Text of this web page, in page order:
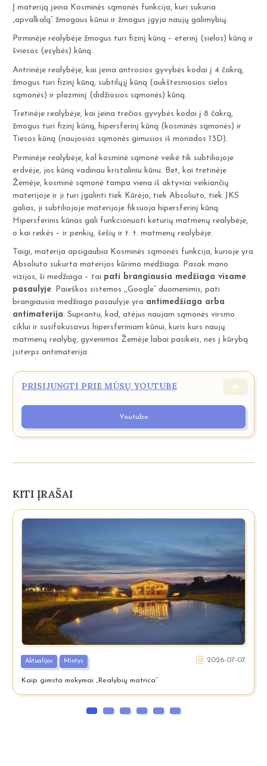
Į materiją įeina Kosminės sąmonės funkcija, kuri sukuria
„apvalkalą“ žmogaus kūnui ir žmogus įgyja naujų galimybių.
Pirminėje realybėje žmogus turi fizinį kūną – eterinį (sielos) kūną ir
šviesos (esybės) kūną.
Antrinėje realybėje, kai įeina antrosios gyvybės kodai į 4 čakrą,
žmogus turi fizinį kūną, subtilųjį kūną (aukštesniosios sielos
sąmonės) ir plazminį (didžiosios sąmonės) kūną.
Tretinėje realybėje, kai įeina trečios gyvybės kodai į 8 čakrą,
žmogus turi fizinį kūną, hipersferinį kūną (kosminės sąmonės) ir
Tiesos kūną (naujosios sąmonės gimusios iš monados 13D).
Pirminėje realybėje, kol kosminė sąmonė veikė tik subtiliojoje
erdvėje, jos kūną vadinau kristaliniu kūnu. Bet, kai tretinėje
Žemėje, kosminė sąmonė tampa viena iš aktyviai veikiančių
materijoje ir ji turi įgalinti tiek Kūrėjo, tiek Absoliuto, tiek JKS
galias, ji subtiliojoje materijoje fiksuoja hipersferinį kūną.
Hipersferinis kūnas gali funkcionuoti keturių matmenų realybėje,
o kai reikės – ir penkių, šešių ir t. t. matmenų realybėje.
Taigi, materija apsigaubia Kosminės sąmonės funkcija, kurioje yra
Absoliuto sukurta materijos kūrimo medžiaga. Pasak mano
vizijos, ši medžiaga – tai pati brangiausia medžiaga visame
pasaulyje. Paieškos sistemos ,,Google“ duomenimis, pati
brangiausia medžiaga pasaulyje yra antimedžiaga arba
antimaterija. Suprantu, kad, atėjus naujam sąmonės virsmo
ciklui ir susifokusavus hipersferiniam kūnui, kuris kurs naujų
matmenų realybę, gyvenimas Žemėje labai pasikeis, nes į kūrybą
įsiterps antimaterija.
PRISIJUNGTI PRIE MŪSŲ YOUTUBE
Youtube
KITI ĮRAŠAI
Aktualijos Mintys 2026-07-07
Kaip gimsta mokymai „Realybių matrica”